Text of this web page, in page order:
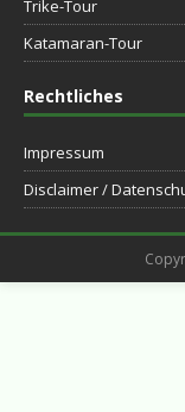
Trike-Tour
Katamaran-Tour
Rechtliches
Impressum
Disclaimer /